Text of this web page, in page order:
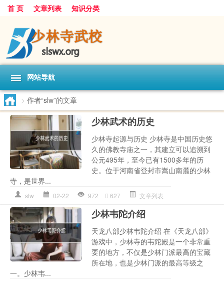
首 页 文章列表 知识分类
网站导航
> 作者“slw”的文章
少林武术的历史
少林寺起源与历史 少林寺是中国历史悠
久的佛教寺庙之一，其建立可以追溯到
公元495年，至今已有1500多年的历
史。位于河南省登封市嵩山南麓的少林
寺，是世界...
slw 02-22 972 627 文章列表
少林韦陀介绍
天龙八部少林韦陀介绍 在《天龙八部》
游戏中，少林寺的韦陀殿是一个非常重
要的地方，不仅是少林门派最高的宝藏
所在地，也是少林门派的最高等级之
一。少林韦...